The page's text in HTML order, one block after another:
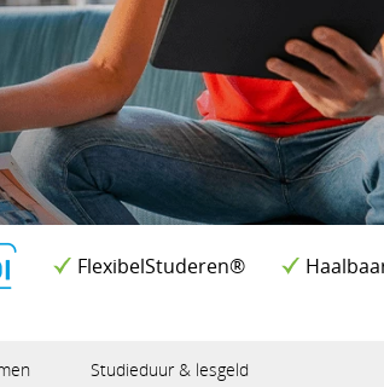
FlexibelStuderen®
Studieduur & lesgeld